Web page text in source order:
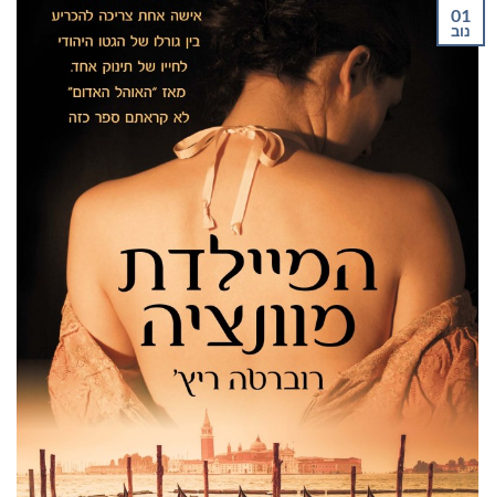
01
נוב